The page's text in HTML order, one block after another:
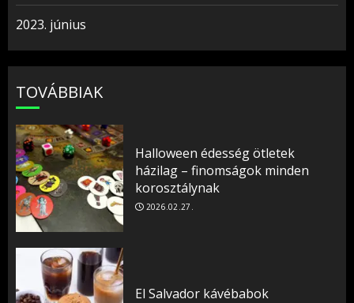
2023. június
TOVÁBBIAK
Halloween édesség ötletek
házilag – finomságok minden
korosztálynak
2026.02.27.
El Salvador kávébabok